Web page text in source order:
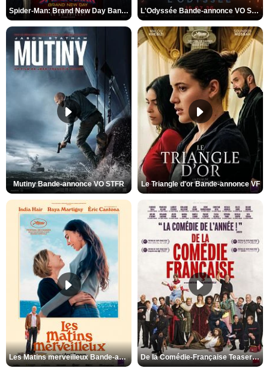
Spider-Man: Brand New Day Bande-annonce VO STFR L'Odyssée Bande-annonce VO STFR
Mutiny Bande-annonce VO STFR Le Triangle d'or Bande-annonce VF
Les Matins merveilleux Bande-annonce VF De la Comédie-Française Teaser VF